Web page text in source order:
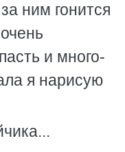
ним гонится
и много-
я нарисую